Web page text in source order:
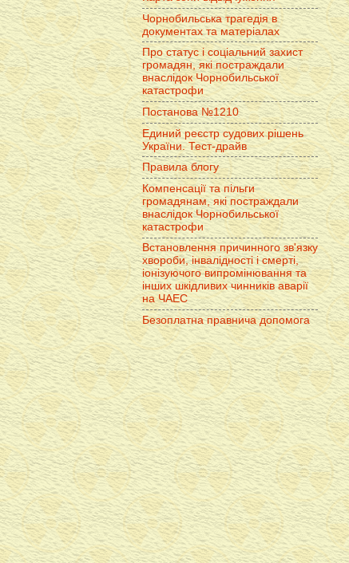
Чорнобильська трагедія в
документах та матеріалах
Про статус і соціальний захист
громадян, які постраждали
внаслідок Чорнобильської
катастрофи
Постанова №1210
Единий реєстр судових рішень
України. Тест-драйв
Правила блогу
Компенсації та пільги
громадянам, які постраждали
внаслідок Чорнобильської
катастрофи
Встановлення причинного зв'язку
хвороби, інвалідності і смерті,
іонізуючого випромінювання та
інших шкідливих чинників аварії
на ЧАЕС
Безоплатна правнича допомога